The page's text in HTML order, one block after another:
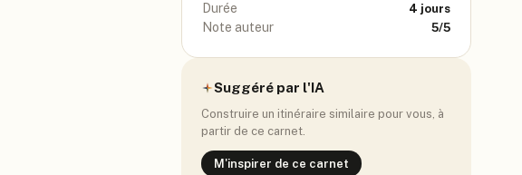
Durée 4 jours
Note auteur 5/5
Suggéré par l'IA
Construire un itinéraire similaire pour vous, à
partir de ce carnet.
M'inspirer de ce carnet